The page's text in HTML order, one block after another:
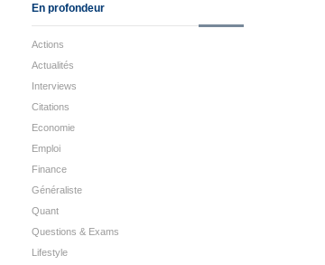
En profondeur
Actions
Actualités
Interviews
Citations
Economie
Emploi
Finance
Généraliste
Quant
Questions & Exams
Lifestyle